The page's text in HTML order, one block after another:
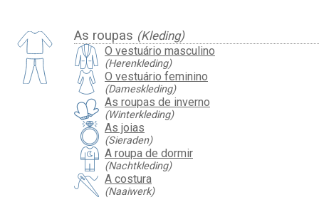
As roupas (Kleding)
O vestuário masculino
(Herenkleding)
O vestuário feminino
(Dameskleding)
As roupas de inverno
(Winterkleding)
As joias
(Sieraden)
A roupa de dormir
(Nachtkleding)
A costura
(Naaiwerk)